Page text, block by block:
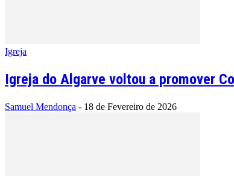
Igreja
Igreja do Algarve voltou a promover
Samuel Mendonça - 18 de Fevereiro de 2026